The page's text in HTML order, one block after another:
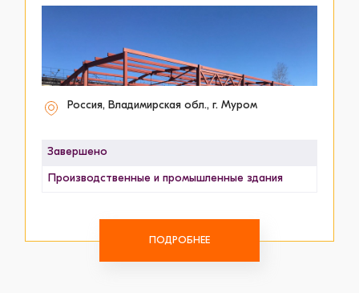
Россия, Владимирская обл., г. Муром
Завершено
Производственные и промышленные здания
ПОДРОБНЕЕ